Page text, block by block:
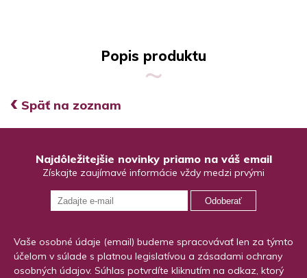
Popis produktu
‹ Späť na zoznam
Najdôležitejšie novinky priamo na váš email
Získajte zaujímavé informácie vždy medzi prvými
Odoberať
Vaše osobné údaje (email) budeme spracovávať len za týmto
účelom v súlade s platnou legislatívou a zásadami ochrany
osobných údajov. Súhlas potvrdíte kliknutím na odkaz, ktorý